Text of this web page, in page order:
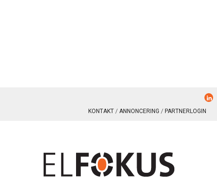
KONTAKT ANNONCERING PARTNERLOGIN